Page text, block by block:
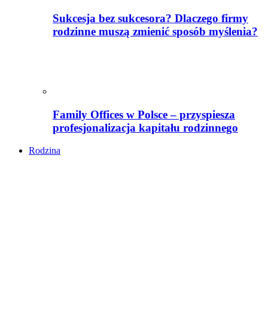
Sukcesja bez sukcesora? Dlaczego firmy
rodzinne muszą zmienić sposób myślenia?
Family Offices w Polsce – przyspiesza
profesjonalizacja kapitału rodzinnego
Rodzina